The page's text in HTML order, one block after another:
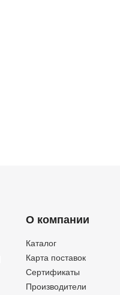
О компании
Каталог
Карта поставок
Сертификаты
Производители